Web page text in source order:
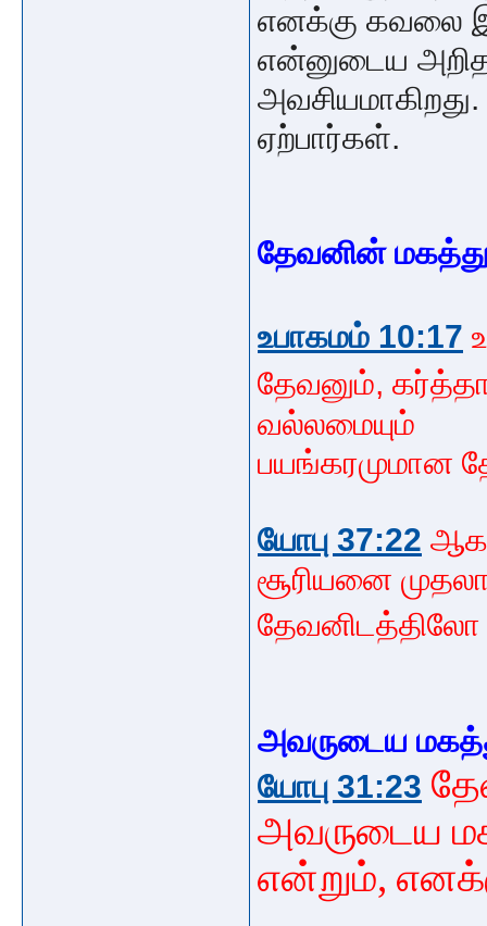
எனக்கு கவலை
என்னுடைய
ஏற்பார்கள்.
தேவனின்
உபாகமம் 10:17
தேவனும்,
வல்லமையும்
பயங்கரமுமான
யோபு 37:22
சூரியனை
அவருடைய
யோபு 31:23
அவருடைய
என்றும்,